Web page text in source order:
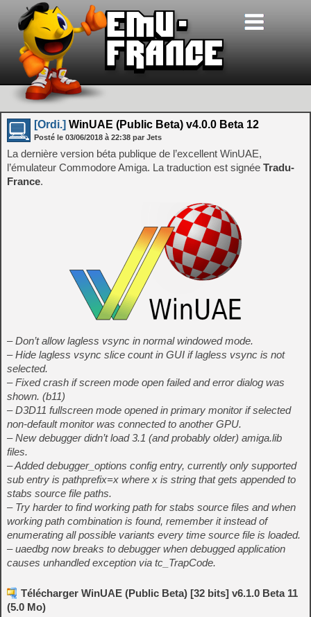
[Ordi.] WinUAE (Public Beta) v4.0.0 Beta 12
Posté le 03/06/2018 à 22:38 par Jets
La dernière version béta publique de l’excellent WinUAE,
l’émulateur Commodore Amiga. La traduction est signée Tradu-
France.
– Don’t allow lagless vsync in normal windowed mode.
– Hide lagless vsync slice count in GUI if lagless vsync is not
selected.
– Fixed crash if screen mode open failed and error dialog was
shown. (b11)
– D3D11 fullscreen mode opened in primary monitor if selected
non-default monitor was connected to another GPU.
– New debugger didn’t load 3.1 (and probably older) amiga.lib
files.
– Added debugger_options config entry, currently only supported
sub entry is pathprefix=x where x is string that gets appended to
stabs source file paths.
– Try harder to find working path for stabs source files and when
working path combination is found, remember it instead of
enumerating all possible variants every time source file is loaded.
– uaedbg now breaks to debugger when debugged application
causes unhandled exception via tc_TrapCode.
Télécharger WinUAE (Public Beta) [32 bits] v6.1.0 Beta 11
(5.0 Mo)